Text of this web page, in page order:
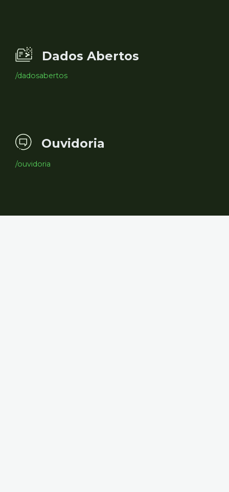
Dados Abertos
/dadosabertos
Ouvidoria
/ouvidoria